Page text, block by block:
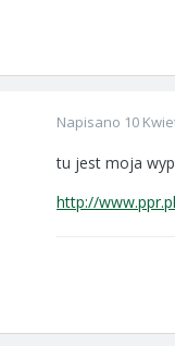
Napisano 10
tu jest moja
http://